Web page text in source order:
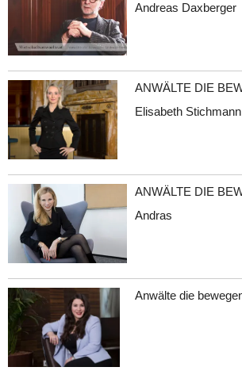
Andreas Daxberger
ANWÄLTE DIE
Elisabeth Stichmann
ANWÄLTE DIE
Andras
Anwälte die